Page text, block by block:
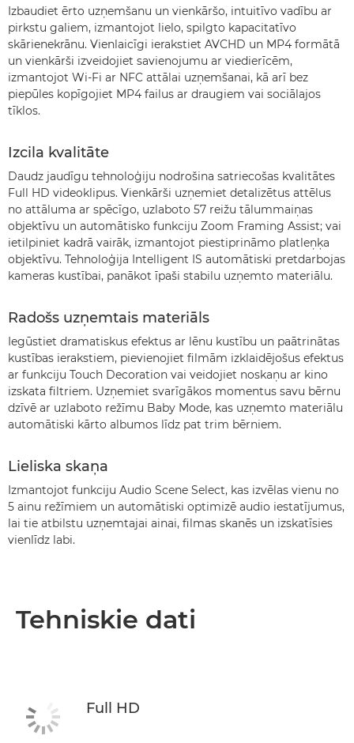
Izbaudiet ērto uzņemšanu un vienkāršo, intuitīvo vadību ar
pirkstu galiem, izmantojot lielo, spilgto kapacitatīvo
skārienekrānu. Vienlaicīgi ierakstiet AVCHD un MP4 formātā
un vienkārši izveidojiet savienojumu ar viedierīcēm,
izmantojot Wi-Fi ar NFC attālai uzņemšanai, kā arī bez
piepūles kopīgojiet MP4 failus ar draugiem vai sociālajos
tīklos.
Izcila kvalitāte
Daudz jaudīgu tehnoloģiju nodrošina satriecošas kvalitātes
Full HD videoklipus. Vienkārši uzņemiet detalizētus attēlus
no attāluma ar spēcīgo, uzlaboto 57 reižu tālummaiņas
objektīvu un automātisko funkciju Zoom Framing Assist; vai
ietilpiniet kadrā vairāk, izmantojot piestiprināmo platleņķa
objektīvu. Tehnoloģija Intelligent IS automātiski pretdarbojas
kameras kustībai, panākot īpaši stabilu uzņemto materiālu.
Radošs uzņemtais materiāls
Iegūstiet dramatiskus efektus ar lēnu kustību un paātrinātas
kustības ierakstiem, pievienojiet filmām izklaidējošus efektus
ar funkciju Touch Decoration vai veidojiet noskaņu ar kino
izskata filtriem. Uzņemiet svarīgākos momentus savu bērnu
dzīvē ar uzlaboto režīmu Baby Mode, kas uzņemto materiālu
automātiski kārto albumos līdz pat trim bērniem.
Lieliska skaņa
Izmantojot funkciju Audio Scene Select, kas izvēlas vienu no
5 ainu režīmiem un automātiski optimizē audio iestatījumus,
lai tie atbilstu uzņemtajai ainai, filmas skanēs un izskatīsies
vienlīdz labi.
Tehniskie dati
Full HD